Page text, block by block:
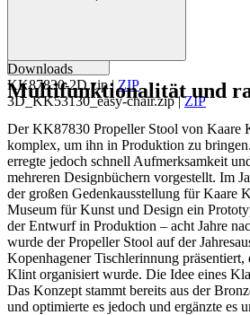
Downloads
KK87830-2D.zip| ZIP
3D_KK53130_easy-chair.zip|ZIP
Multifunktionalität und
Der KK87830 Propeller Stool von Kaare
komplex, um ihn in Produktion zu
erregte jedoch schnell Aufmerksamkeit
mehreren Designbüchern vorgestellt. Im
der großen Gedenkausstellung für Kaare
Museum für Kunst und Design ein
der Entwurf in Produktion – acht Jahre
wurde der Propeller Stool auf der
Kopenhagener Tischlerinnung
Klint organisiert wurde. Die Idee eines
Das Konzept stammt bereits aus der
und optimierte es jedoch und ergänzte es